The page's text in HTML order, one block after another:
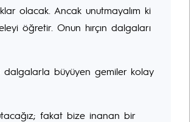
olacak. Ancak unutmayalım ki
öğretir. Onun hırçın dalgaları
dalgalarla büyüyen gemiler kolay
fakat bize inanan bir